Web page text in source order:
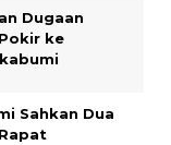
Dugaan
ke
Sahkan Dua